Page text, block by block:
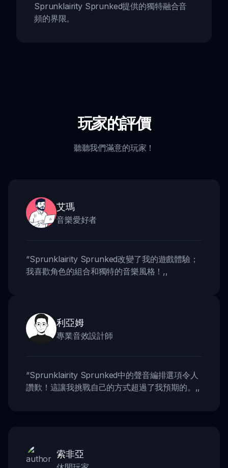
Sprunklairity Sprunked提供的獨特融合音
頻的界限。
玩家的評價
聽聽我們滿意的玩家！
艾瑪
音樂愛好者
“Sprunklairity Sprunked改變了我的遊戲體驗；
我喜歡角色的組合和獨特的音樂風格！ ,,
利亞姆
專業音效設計師
“Sprunklairity Sprunked中的聲音編排選項令人
讚歎！這讓我挑戰自己的方式超過了我預期的。 ,,
索非亞